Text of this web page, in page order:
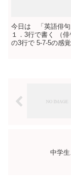
今日は 「英語俳句
１．3行で書く （
の3行で 5-7-5の感
中学